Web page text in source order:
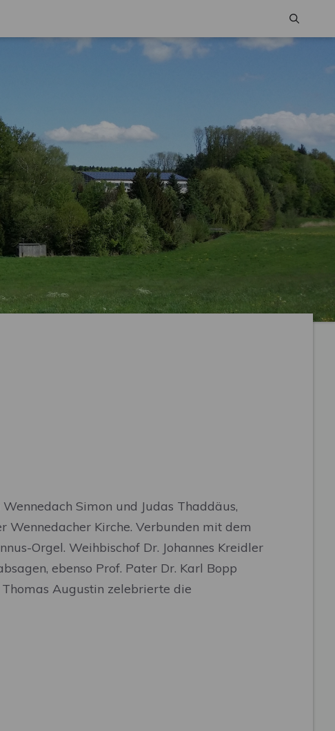
Simon und Judas Thaddäus,
Wennedacher Kirche. Verbunden mit dem
Orgel. Weihbischof Dr. Johannes Kreidler
ebenso Prof. Pater Dr. Karl Bopp
Augustin zelebrierte die